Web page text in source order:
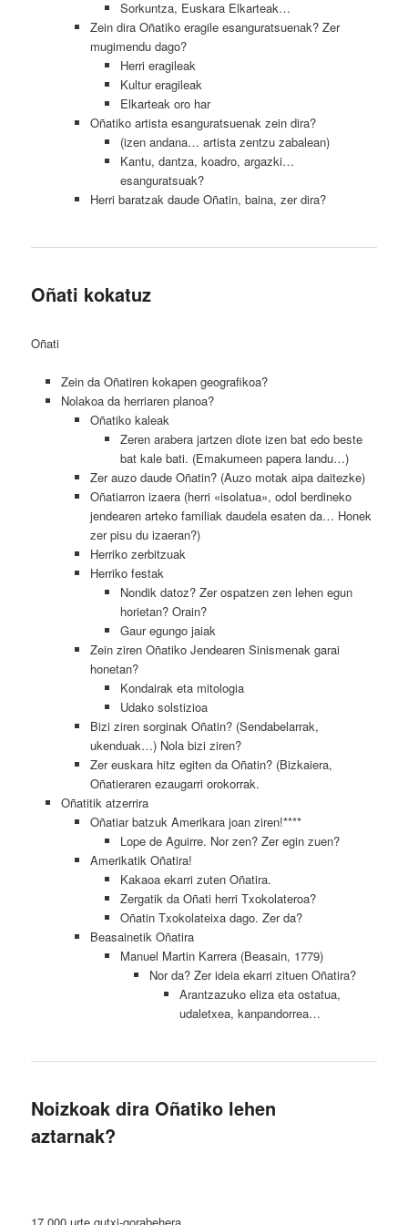
Sorkuntza, Euskara Elkarteak…
Zein dira Oñatiko eragile esanguratsuenak? Zer
mugimendu dago?
Herri eragileak
Kultur eragileak
Elkarteak oro har
Oñatiko artista esanguratsuenak zein dira?
(izen andana… artista zentzu zabalean)
Kantu, dantza, koadro, argazki…
esanguratsuak?
Herri baratzak daude Oñatin, baina, zer dira?
Oñati kokatuz
Oñati
Zein da Oñatiren kokapen geografikoa?
Nolakoa da herriaren planoa?
Oñatiko kaleak
Zeren arabera jartzen diote izen bat edo beste
bat kale bati. (Emakumeen papera landu…)
Zer auzo daude Oñatin? (Auzo motak aipa daitezke)
Oñatiarron izaera (herri «isolatua», odol berdineko
jendearen arteko familiak daudela esaten da… Honek
zer pisu du izaeran?)
Herriko zerbitzuak
Herriko festak
Nondik datoz? Zer ospatzen zen lehen egun
horietan? Orain?
Gaur egungo jaiak
Zein ziren Oñatiko Jendearen Sinismenak garai
honetan?
Kondairak eta mitologia
Udako solstizioa
Bizi ziren sorginak Oñatin? (Sendabelarrak,
ukenduak…) Nola bizi ziren?
Zer euskara hitz egiten da Oñatin? (Bizkaiera,
Oñatieraren ezaugarri orokorrak.
Oñatitik atzerrira
Oñatiar batzuk Amerikara joan ziren!****
Lope de Aguirre. Nor zen? Zer egin zuen?
Amerikatik Oñatira!
Kakaoa ekarri zuten Oñatira.
Zergatik da Oñati herri Txokolateroa?
Oñatin Txokolateixa dago. Zer da?
Beasainetik Oñatira
Manuel Martin Karrera (Beasain, 1779)
Nor da? Zer ideia ekarri zituen Oñatira?
Arantzazuko eliza eta ostatua,
udaletxea, kanpandorrea…
Noizkoak dira Oñatiko lehen
aztarnak?